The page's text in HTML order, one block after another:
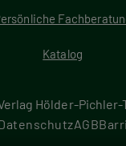
Katalog
Hölder-Pichler-
AGB